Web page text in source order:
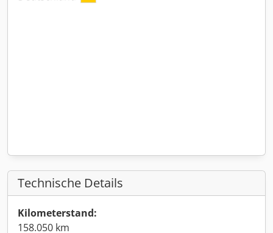
Technische Details
Kilometerstand:
158.050 km